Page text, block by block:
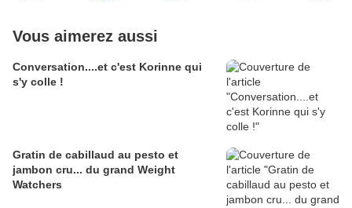
Vous aimerez aussi
Conversation....et c'est Korinne qui
s'y colle !
Gratin de cabillaud au pesto et
jambon cru... du grand Weight
Watchers